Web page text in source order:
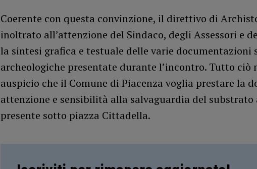
Coerente con questa convinzione, il direttivo di
inoltrato all’attenzione del Sindaco, degli Assessori e
la sintesi grafica e testuale delle varie documentazioni
archeologiche presentate durante l’incontro. Tutto ciò
auspicio che il Comune di Piacenza voglia prestare la
attenzione e sensibilità alla salvaguardia del substrato
presente sotto piazza Cittadella.